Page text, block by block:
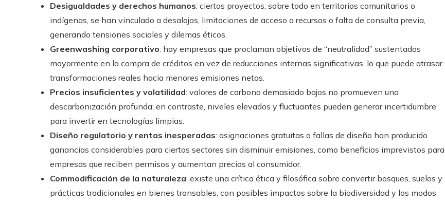
Desigualdades y derechos humanos: ciertos proyectos, sobre todo en territorios comunitarios o
indígenas, se han vinculado a desalojos, limitaciones de acceso a recursos o falta de consulta previa,
generando tensiones sociales y dilemas éticos.
Greenwashing corporativo: hay empresas que proclaman objetivos de “neutralidad” sustentados
mayormente en la compra de créditos en vez de reducciones internas significativas, lo que puede atrasar
transformaciones reales hacia menores emisiones netas.
Precios insuficientes y volatilidad: valores de carbono demasiado bajos no promueven una
descarbonización profunda; en contraste, niveles elevados y fluctuantes pueden generar incertidumbre
para invertir en tecnologías limpias.
Diseño regulatorio y rentas inesperadas: asignaciones gratuitas o fallas de diseño han producido
ganancias considerables para ciertos sectores sin disminuir emisiones, como beneficios imprevistos para
empresas que reciben permisos y aumentan precios al consumidor.
Commodificación de la naturaleza: existe una crítica ética y filosófica sobre convertir bosques, suelos y
prácticas tradicionales en bienes transables, con posibles impactos sobre la biodiversidad y los modos